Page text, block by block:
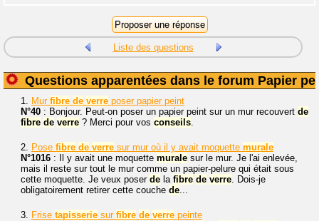
Liste des questions
Questions apparentées dans le forum Papier
1. Mur fibre de verre poser papier peint
N°40 : Bonjour. Peut-on poser un papier peint sur un mur recouvert de
fibre de verre ? Merci pour vos conseils.
2. Pose fibre de verre sur mur où il y avait moquette murale
N°1016 : Il y avait une moquette murale sur le mur. Je l'ai enlevée,
mais il reste sur tout le mur comme un papier-pelure qui était sous
cette moquette. Je veux poser de la fibre de verre. Dois-je
obligatoirement retirer cette couche de...
3. Frise tapisserie sur fibre de verre peinte